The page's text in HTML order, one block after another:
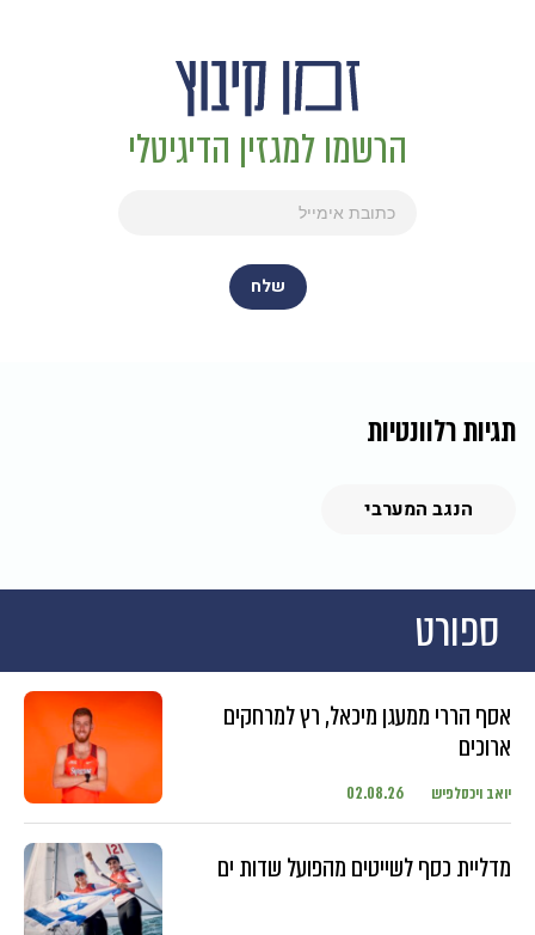
הרשמו למגזין הדיגיטלי
תגיות רלוונטיות
הנגב המערבי
ספורט
אסף הררי ממעגן מיכאל, רץ למרחקים
ארוכים
יואב ויכסלפיש 02.08.26
מדליית כסף לשייטים מהפועל שדות ים